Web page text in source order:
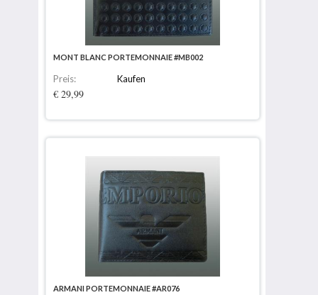
MONT BLANC PORTEMONNAIE #MB002
Preis:
€ 29,99
Kaufen
ARMANI PORTEMONNAIE #AR076